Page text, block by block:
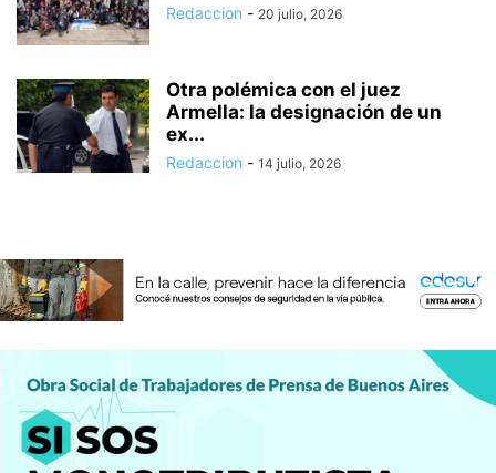
Redaccion - 20 julio, 2026
Otra polémica con el juez
Armella: la designación de un
ex...
Redaccion - 14 julio, 2026